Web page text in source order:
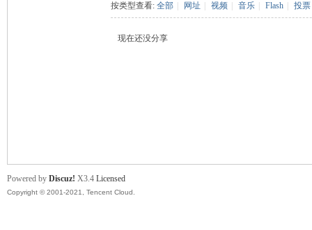
按类型查看: 全部 网址 视频 音乐 Flash 投票
现在还没分享
Powered by Discuz! X3.4 Licensed
Copyright © 2001-2021, Tencent Cloud.